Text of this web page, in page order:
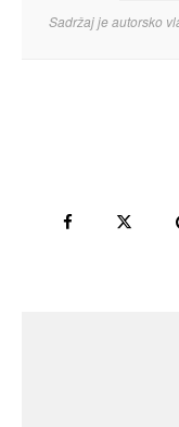
Sadržaj je autorsko